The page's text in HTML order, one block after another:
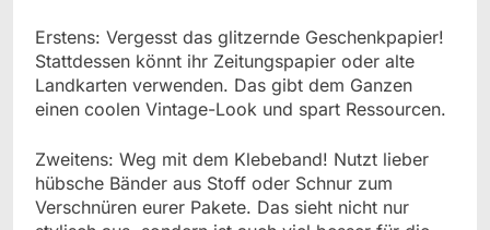
Erstens: Vergesst das glitzernde Geschenkpapier!
Stattdessen könnt ihr Zeitungspapier oder alte
Landkarten verwenden. Das gibt dem Ganzen
einen coolen Vintage-Look und spart Ressourcen.
Zweitens: Weg mit dem Klebeband! Nutzt lieber
hübsche Bänder aus Stoff oder Schnur zum
Verschnüren eurer Pakete. Das sieht nicht nur